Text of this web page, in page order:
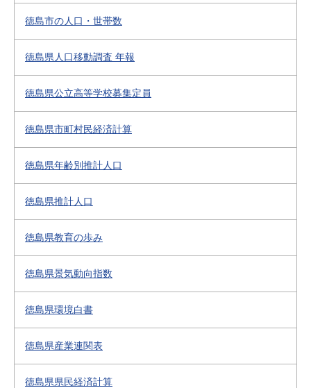
徳島市の人口・世帯数
徳島県人口移動調査 年報
徳島県公立高等学校募集定員
徳島県市町村民経済計算
徳島県年齢別推計人口
徳島県推計人口
徳島県教育の歩み
徳島県景気動向指数
徳島県環境白書
徳島県産業連関表
徳島県県民経済計算